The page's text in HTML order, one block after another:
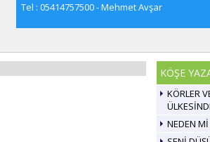
Tel : 05414757500 - Mehmet Avşar
KÖŞE
KÖRLER
NEDEN